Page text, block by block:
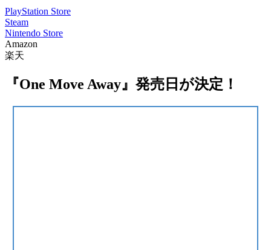
PlayStation Store
Steam
Nintendo Store
Amazon
楽天
『One Move Away』発売日が決定！